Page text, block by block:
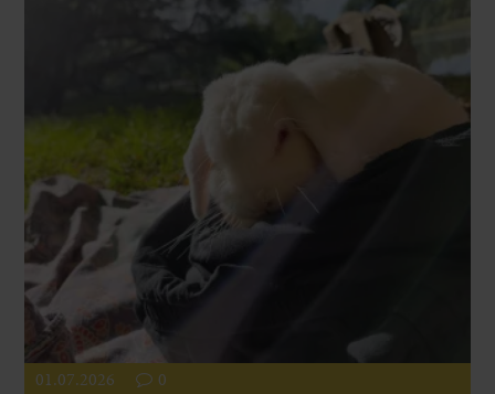
01.07.2026 0